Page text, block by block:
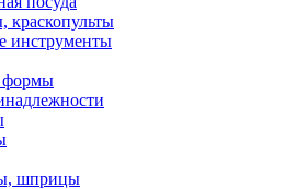
краскопульты
инструменты
шприцы